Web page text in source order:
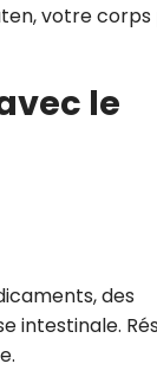
votre
le
des
intestinale.